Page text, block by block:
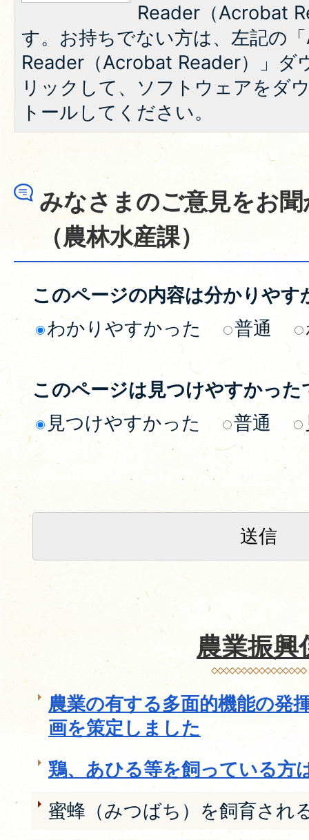
Reader（Acrobat
す。お持ちでない方は、左記の
Reader（Acrobat Reader）」ダ
リックして、ソフトウェアをダ
トールしてください。
みなさまのご意見をお
（農林水産課）
このページの内容は分かりやす
わかりやすかった
普通
このページは見つけやすかった
見つけやすかった
普通
農業振興
農業の有する多面的機能の発
画を策定しました
鶏、あひる等を飼っている方
蜜蜂（みつばち）を飼育され